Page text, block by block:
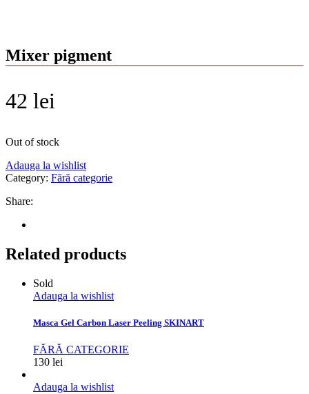
Mixer pigment
42 lei
Out of stock
Adauga la wishlist
Category: Fără categorie
Share:
Related products
Sold
Adauga la wishlist
Masca Gel Carbon Laser Peeling SKINART
FĂRĂ CATEGORIE
130 lei
Adauga la wishlist